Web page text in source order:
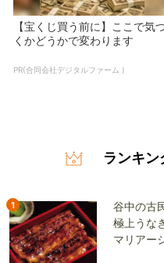
【宝くじ買う前に】ここで気
くかどうかで変わります
PR(合同会社デジタルファーム )
ランキン
1
谷中の古
極上うな
マリアー